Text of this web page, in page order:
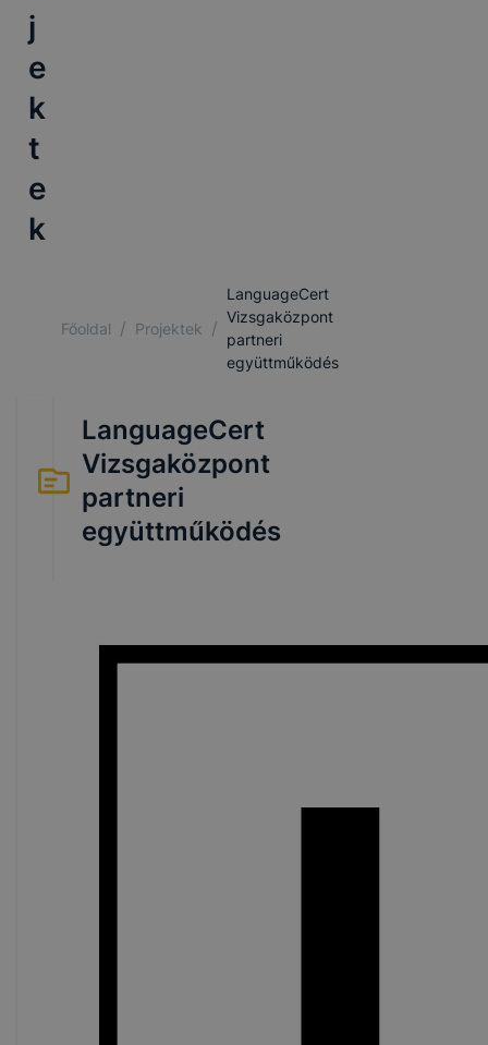
j
e
k
t
e
k
Főoldal / Projektek /
LanguageCert
Vizsgaközpont
partneri
együttműködés
LanguageCert
Vizsgaközpont
partneri
együttműködés